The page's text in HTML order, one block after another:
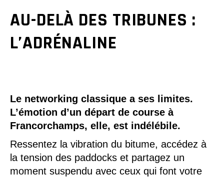
AU-DELÀ DES TRIBUNES :
L’ADRÉNALINE
Le networking classique a ses limites.
L’émotion d’un départ de course à
Francorchamps, elle, est indélébile.
Ressentez la vibration du bitume, accédez à
la tension des paddocks et partagez un
moment suspendu avec ceux qui font votre